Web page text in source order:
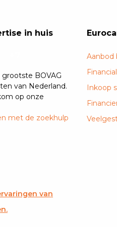
in huis
grootste BOVAG
van Nederland.
op onze
met de zoekhulp
van
Aanbod
Inkoop